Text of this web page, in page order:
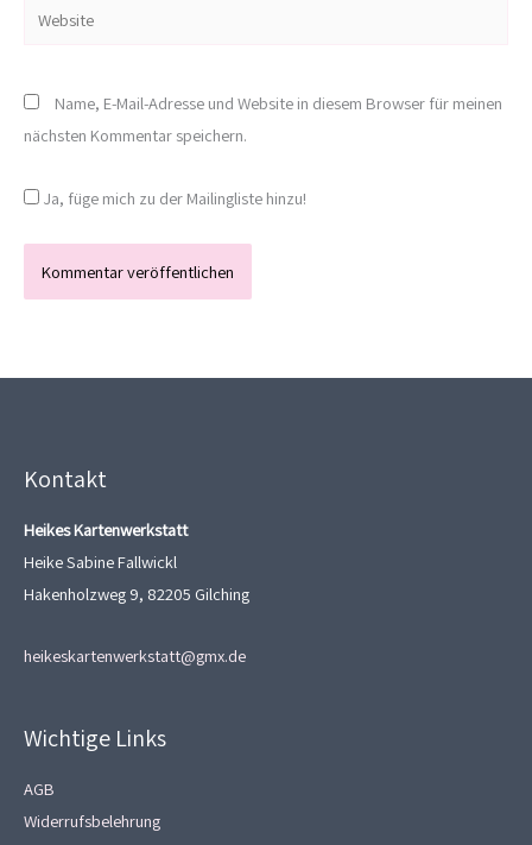
Name, E-Mail-Adresse und Website in diesem Browser für meinen
nächsten Kommentar speichern.
Ja, füge mich zu der Mailingliste hinzu!
Kontakt
Heikes Kartenwerkstatt
Heike Sabine Fallwickl
Hakenholzweg 9, 82205 Gilching
heikeskartenwerkstatt@gmx.de
Wichtige Links
AGB
Widerrufsbelehrung